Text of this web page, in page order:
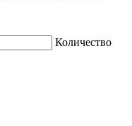
Количество